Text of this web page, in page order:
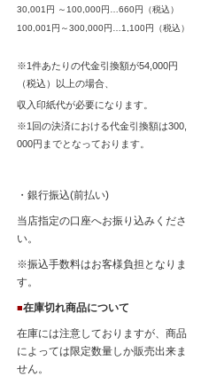
30,001円 ～100,000円…660円（税込）
100,001円～300,000円…1,100円（税込）
※1件あたりの代金引換額が54,000円
（税込）以上の場合、
収入印紙代が必要になります。
※1回の決済における代金引換額は300,
000円までとなっております。
・銀行振込(前払い)
当店指定の口座へお振り込みくださ
い。
※振込手数料はお客様負担となりま
す。
■在庫切れ商品について
在庫には注意しておりますが、商品
によっては限定数量しか販売出来ま
せん。